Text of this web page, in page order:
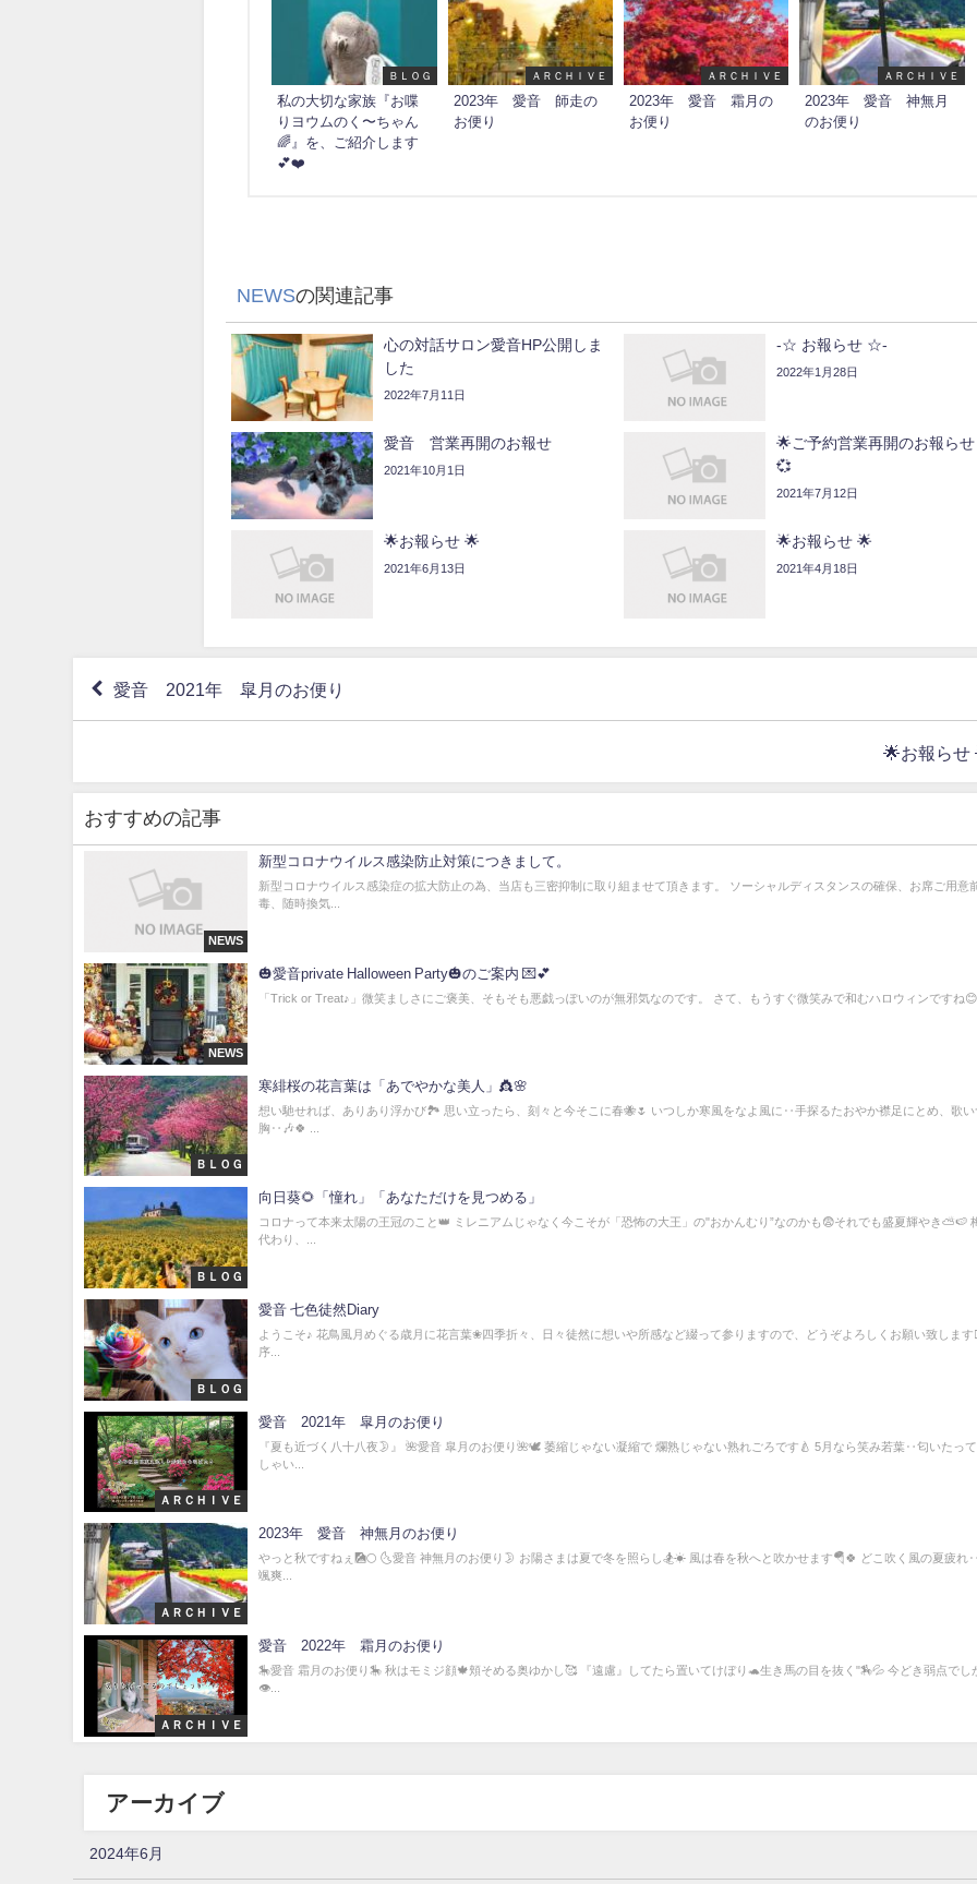
ＢＬＯＧ
私の大切な家族『お喋
りヨウムのく〜ちゃん
🌈』を、ご紹介します
💕❤️
ＡＲＣＨＩＶＥ
2023年 愛音 師走の
お便り
ＡＲＣＨＩＶＥ
2023年 愛音 霜月の
お便り
ＡＲＣＨＩＶＥ
2023年 愛音 神無月
のお便り
NEWSの関連記事
心の対話サロン愛音HP公開しま
した
2022年7月11日
-☆ お報らせ ☆-
2022年1月28日
愛音 営業再開のお報せ
2021年10月1日
🌟ご予約営業再開のお報ら
💞
2021年7月12日
🌟お報らせ 🌟
2021年6月13日
🌟お報らせ 🌟
2021年4月18日
愛音 2021年 皐月のお便り
🌟お報らせ
おすすめの記事
NEWS
新型コロナウイルス感染防止対策につきまして。
新型コロナウイルス感染症の拡大防止の為、当店も三密抑制に取り組ませて頂きます。 ソーシャルディスタンスの確保、お席ご用意
毒、随時換気...
NEWS
🎃愛音private Halloween Party🎃のご案内 💌💕
「Trick or Treat♪」微笑ましさにご褒美、そもそも悪戯っぽいのが無邪気なのです。 さて、もうすぐ微笑みで和むハロウィンですね
ＢＬＯＧ
寒緋桜の花言葉は「あでやかな美人」👸🌸
想い馳せれば、ありあり浮かび🏞️ 思い立ったら、刻々と今そこに春🐝🌷 いつしか寒風をなよ風に‥手探るたおやか襟足にとめ、歌い
胸‥🎶🍀 ...
ＢＬＯＧ
向日葵🌻「憧れ」「あなただけを見つめる」
コロナって本来太陽の王冠のこと👑 ミレニアムじゃなく今こそが「恐怖の大王」の"おかんむり”なのかも😨それでも盛夏輝やき⛅🍉
代わり、...
ＢＬＯＧ
愛音 七色徒然Diary
ようこそ♪ 花鳥風月めぐる歳月に花言葉❀四季折々、日々徒然に想いや所感など綴って参りますので、どうぞよろしくお願い致します
序...
ＡＲＣＨＩＶＥ
愛音 2021年 皐月のお便り
『夏も近づく八十八夜🌛』 🌺愛音 皐月のお便り🌺🕊 萎縮じゃない凝縮で 爛熟じゃない熟れごろです🍐 5月なら笑み若葉‥匂いたっ
しゃい...
ＡＲＣＨＩＶＥ
2023年 愛音 神無月のお便り
やっと秋ですねぇ🎑🌕 🌜愛音 神無月のお便り🌛 お陽さまは夏で冬を照らし🏂☀ 風は春を秋へと吹かせます🪂🍀 どこ吹く風の夏疲れ
颯爽...
ＡＲＣＨＩＶＥ
愛音 2022年 霜月のお便り
🎠愛音 霜月のお便り🎠 秋はモミジ顔🍁頬そめる奥ゆかし🥰 『遠慮』してたら置いてけぼり🐢生き馬の目を抜く"🏇💦 今どき弱点でし
👁‍...
アーカイブ
2024年6月